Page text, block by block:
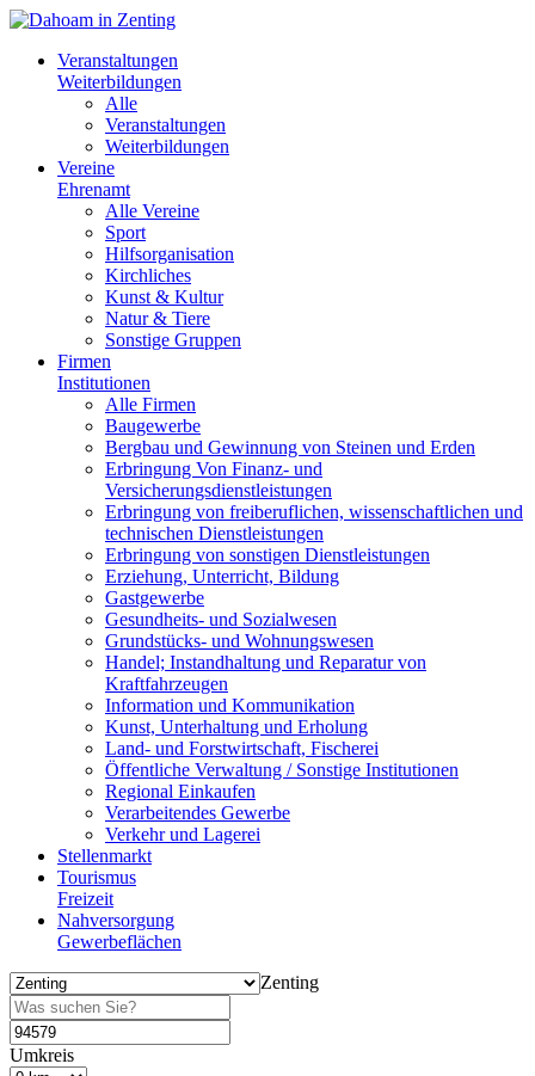
Veranstaltungen
Weiterbildungen
Alle
Veranstaltungen
Weiterbildungen
Vereine
Ehrenamt
Alle Vereine
Sport
Hilfsorganisation
Kirchliches
Kunst & Kultur
Natur & Tiere
Sonstige Gruppen
Firmen
Institutionen
Alle Firmen
Baugewerbe
Bergbau und Gewinnung von Steinen und Erden
Erbringung Von Finanz- und
Versicherungsdienstleistungen
Erbringung von freiberuflichen, wissenschaftlichen und
technischen Dienstleistungen
Erbringung von sonstigen Dienstleistungen
Erziehung, Unterricht, Bildung
Gastgewerbe
Gesundheits- und Sozialwesen
Grundstücks- und Wohnungswesen
Handel; Instandhaltung und Reparatur von
Kraftfahrzeugen
Information und Kommunikation
Kunst, Unterhaltung und Erholung
Land- und Forstwirtschaft, Fischerei
Öffentliche Verwaltung / Sonstige Institutionen
Regional Einkaufen
Verarbeitendes Gewerbe
Verkehr und Lagerei
Stellenmarkt
Tourismus
Freizeit
Nahversorgung
Gewerbeflächen
Zenting
Umkreis